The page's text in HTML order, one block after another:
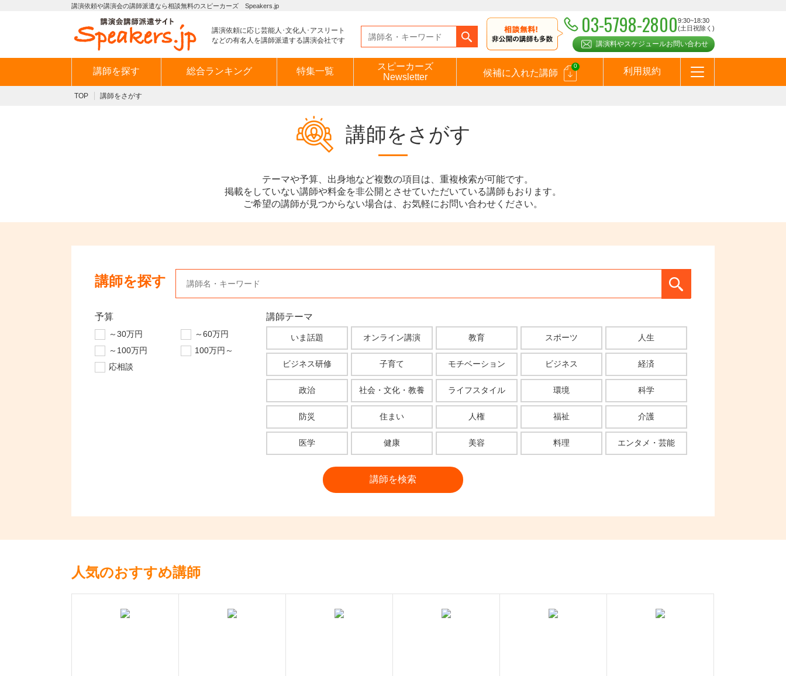
講演依頼や講演会の講師派遣なら相談無料のスピーカーズ Speakers.jp
講演依頼に応じ芸能人･文化人･アスリート
などの有名人を講師派遣する講演会社です
03-5798-28009:30~18:30
(土日祝除く)
講演料やスケジュールお問い合わせ
講師を探す 総合ランキング 特集一覧
スピーカーズ
Newsletter
候補に入れた講師
0
利用規約
TOP 講師をさがす
講師をさがす
テーマや予算、出身地など複数の項目は、重複検索が可能です。
掲載をしていない講師や料金を非公開とさせていただいている講師もおります。
ご希望の講師が見つからない場合は、お気軽にお問い合わせください。
講師を探す
予算
～30万円
～60万円
～100万円
100万円～
応相談
講師テーマ
いま話題 オンライン講演 教育 スポーツ 人生
ビジネス研修 子育て モチベーション ビジネス 経済
政治 社会・文化・教養 ライフスタイル 環境 科学
防災 住まい 人権 福祉 介護
医学 健康 美容 料理 エンタメ・芸能
人気のおすすめ講師